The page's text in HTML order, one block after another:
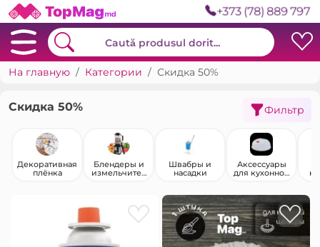
+373 (78) 889 797
На главную Категории Скидка 50%
Скидка 50% Фильтр
Декоративная
плёнка
Блендеры и
измельчител
Швабры и
насадки
Аксессуары
для кухонной